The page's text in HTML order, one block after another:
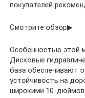
покупателей
Смотрите обзор▶
Особенностью этой
Дисковые
база обеспечивают
устойчивость на
широкими 10-